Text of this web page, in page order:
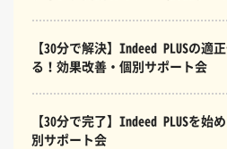
【30分で解決】Indeed PLUSの適
る！効果改善・個別サポート会
【30分で完了】Indeed PLUSを始
別サポート会